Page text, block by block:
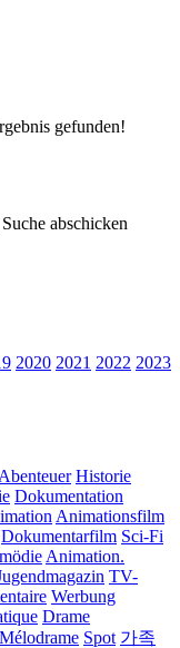
gefunden!
Suche abschicken
2020 2021 2022 2023
Abenteuer Historie
Dokumentation
Animationsfilm
Dokumentarfilm Sci-Fi
Animation.
TV-
Werbung
Drame
Mélodrame Spot 가족